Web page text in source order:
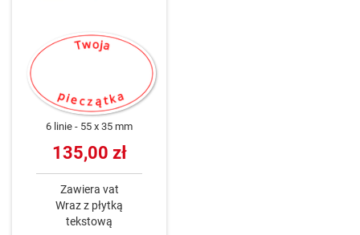
6 linie 55 x 35 mm
135,00 zł
Zawiera vat
Wraz z płytką
tekstową